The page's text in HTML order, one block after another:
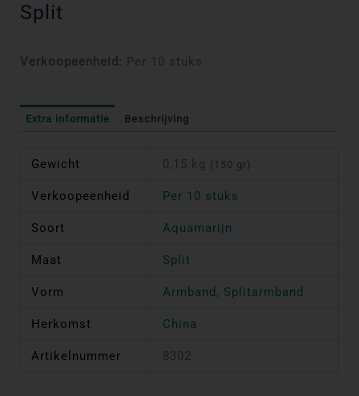
Split
Verkoopeenheid: Per 10 stuks
Extra informatie Beschrijving
Gewicht 0,15 kg (150 gr)
Verkoopeenheid Per 10 stuks
Soort Aquamarijn
Maat Split
Vorm Armband , Splitarmband
Herkomst China
Artikelnummer 8302